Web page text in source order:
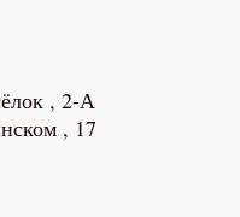
, 2-А
, 17